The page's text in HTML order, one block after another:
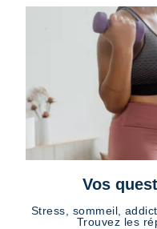
Vos
Stress, sommeil,
Trouvez les